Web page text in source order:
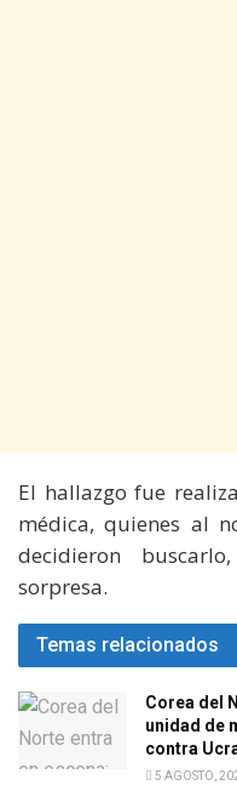
El hallazgo fue
médica, quienes al
decidieron
sorpresa.
Temas relacionados
Corea del
unidad de
contra
5 AGOSTO,